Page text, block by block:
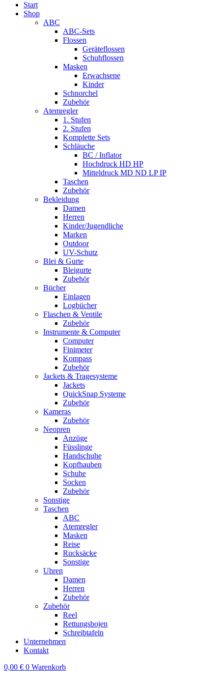
Start
Shop
ABC
ABC-Sets
Flossen
Geräteflossen
Schuhflossen
Masken
Erwachsene
Kinder
Schnorchel
Zubehör
Atemregler
1. Stufen
2. Stufen
Komplette Sets
Schläuche
BC / Inflator
Hochdruck HD HP
Mitteldruck MD ND LP IP
Taschen
Zubehör
Bekleidung
Damen
Herren
Kinder/Jugendliche
Marken
Outdoor
UV-Schutz
Blei & Gurte
Bleigurte
Zubehör
Bücher
Einlagen
Logbücher
Flaschen & Ventile
Zubehör
Instrumente & Computer
Computer
Finimeter
Kompass
Zubehör
Jackets & Tragesysteme
Jackets
QuickSnap Systeme
Zubehör
Kameras
Zubehör
Neopren
Anzüge
Füsslinge
Handschuhe
Kopfhauben
Schuhe
Socken
Zubehör
Sonstige
Taschen
ABC
Atemregler
Masken
Reise
Rucksäcke
Sonstige
Uhren
Damen
Herren
Zubehör
Zubehör
Reel
Rettungsbojen
Schreibtafeln
Unternehmen
Kontakt
0,00 € 0 Warenkorb